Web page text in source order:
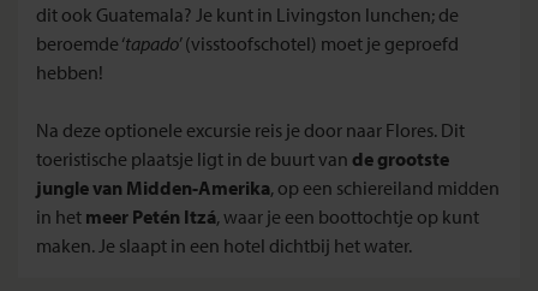
dit ook Guatemala? Je kunt in Livingston lunchen; de
beroemde ‘tapado’ (visstoofschotel) moet je geproefd
hebben!
Na deze optionele excursie reis je door naar Flores. Dit
toeristische plaatsje ligt in de buurt van de grootste
jungle van Midden-Amerika, op een schiereiland midden
in het meer Petén Itzá, waar je een boottochtje op kunt
maken. Je slaapt in een hotel dichtbij het water.